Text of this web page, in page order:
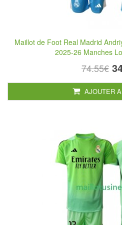
Maillot de Foot Real Madrid
2025-26 Manches
74.55€
AJOUTER